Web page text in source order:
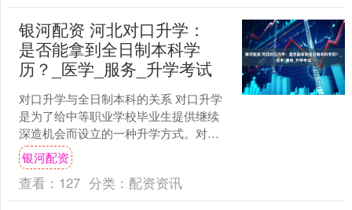
银河配资 河北对口升学：
是否能拿到全日制本科学
历？_医学_服务_升学考试
对口升学与全日制本科的关系 对口升学
是为了给中等职业学校毕业生提供继续
深造机会而设立的一种升学方式。对于
很多学生来说，关心的重点是通过对口
升学能否获得全日制本科....
银河配资
查看： 127 分类： 配资资讯